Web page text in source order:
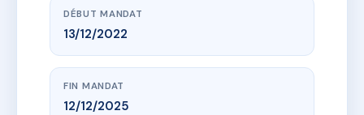
DÉBUT MANDAT
13/12/2022
FIN MANDAT
12/12/2025